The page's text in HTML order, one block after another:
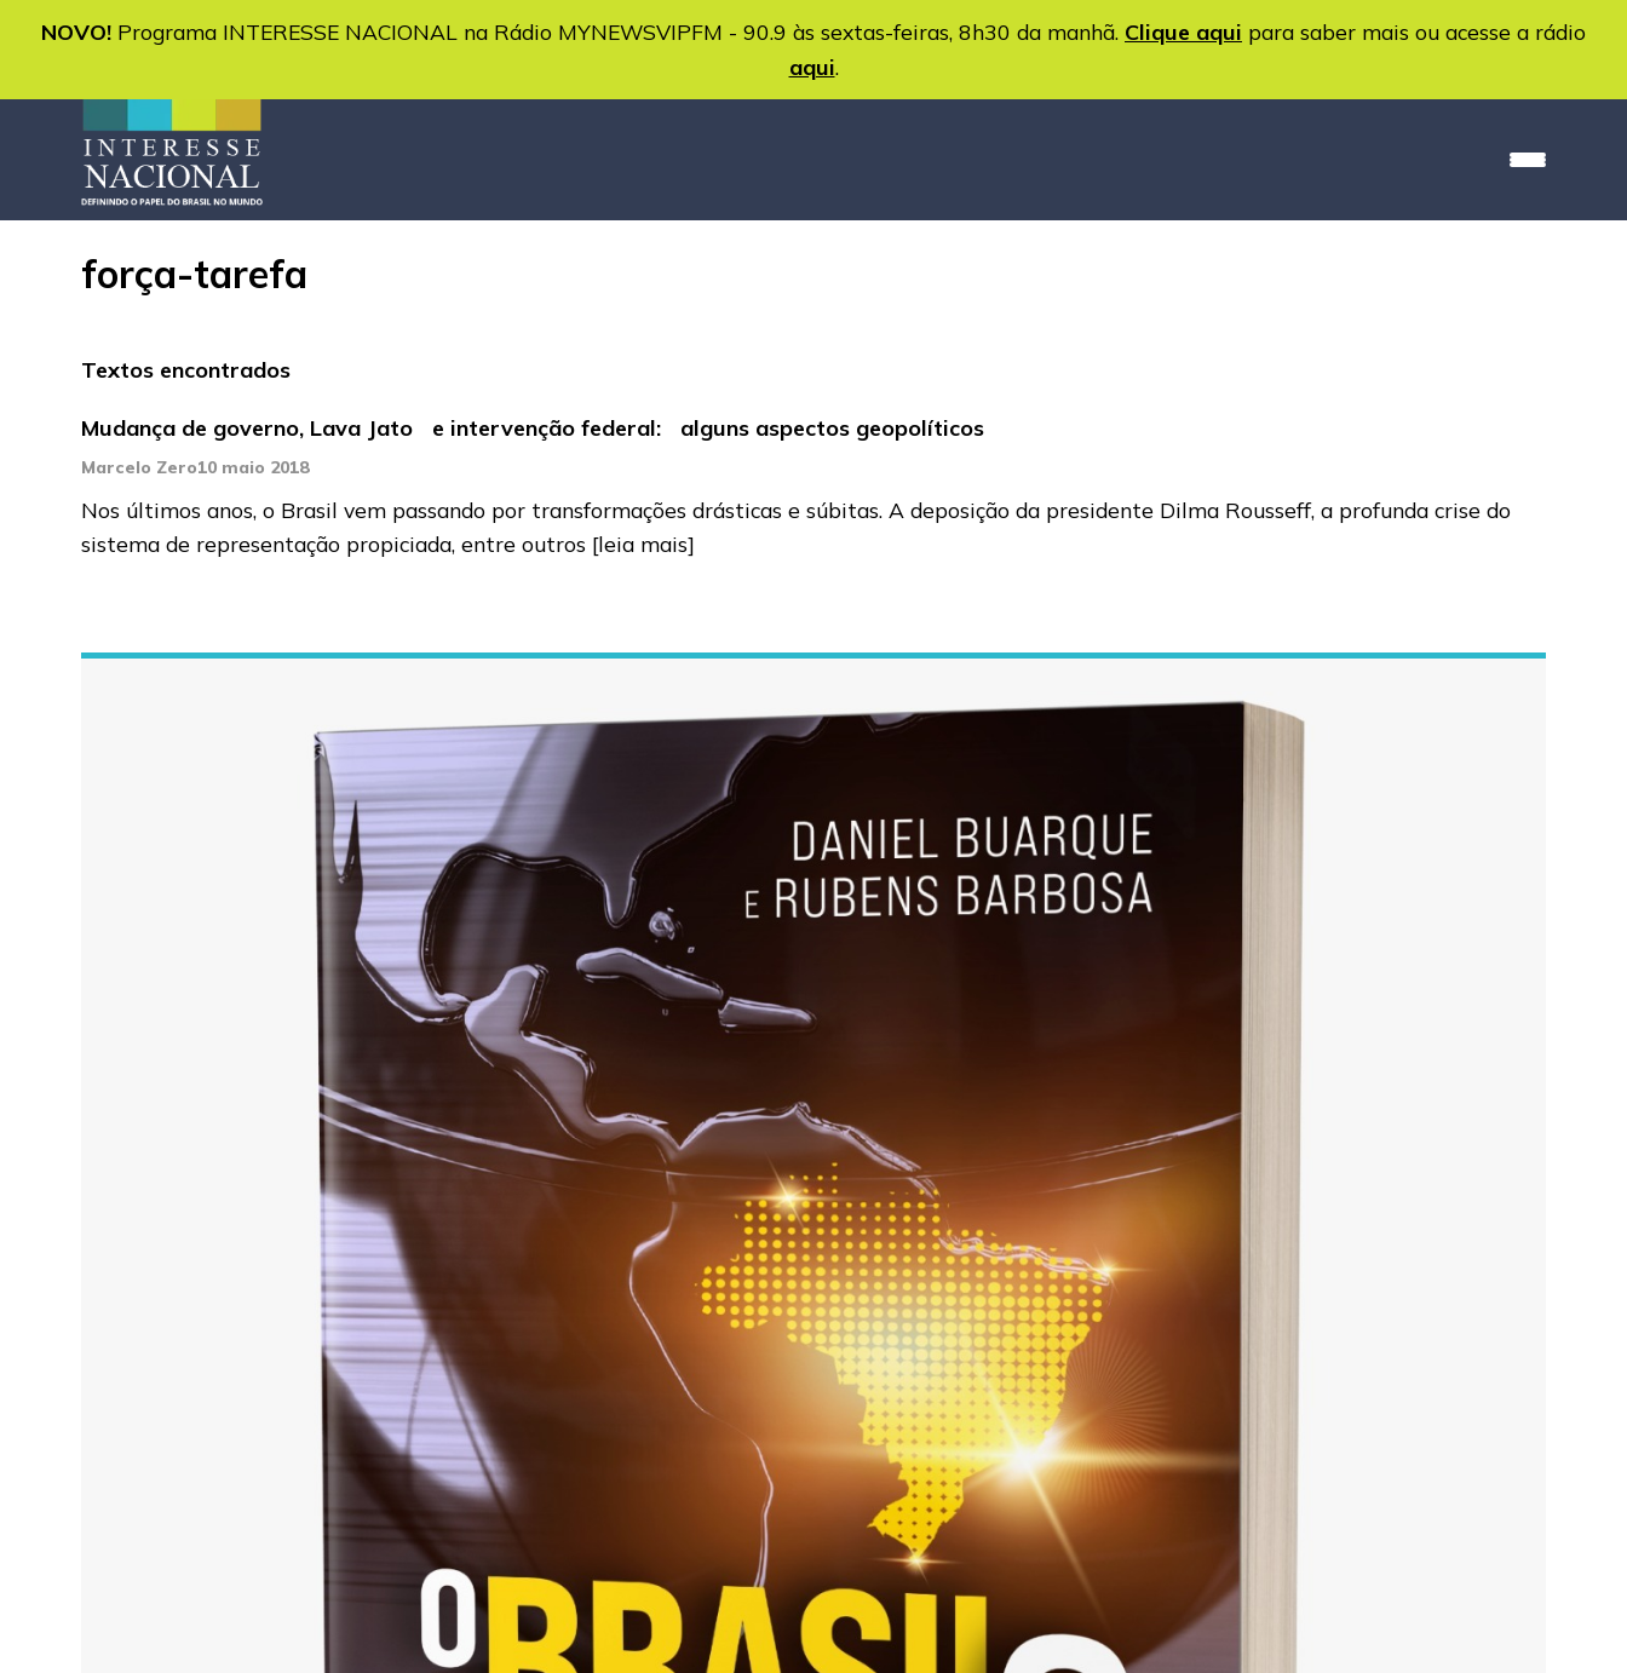
NOVO! Programa INTERESSE NACIONAL na Rádio MYNEWSVIPFM - 90.9 às sextas-feiras, 8h30 da manhã. Clique aqui para saber mais ou acesse a rádio
aqui.
força-tarefa
Textos encontrados
Mudança de governo, Lava Jato e intervenção federal: alguns aspectos geopolíticos
Marcelo Zero10 maio 2018
Nos últimos anos, o Brasil vem passando por transformações drásticas e súbitas. A deposição da presidente Dilma Rousseff, a profunda crise do
sistema de representação propiciada, entre outros [leia mais]